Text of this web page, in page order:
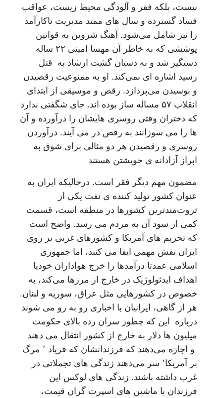
نیست، بلکه فقر و آلودگی محیط زیست، عواقب
فساد گسترده و سال های ممتد مدیریت ناکارآمد
را نیز شامل می‌شود. آهنگ شروین به قوانین
پوششی که به خاطر آن مهسا امینی ۲۲ ساله
دستگیر شد و به دستان گشت ارشاد به قتل
رسید اشاره ای نمی‌کند. او به ممنوعیت رقصیدن
و بوسیدن می‌پردازد. رقص و موسیقی از ابتدای
انقلاب ۵۷ مساله ساز بوده اند. جای شگفتی ندارد
که دختران وقتی روسری هایشان را درآورده و آن
ها را می سوزانند به رقص در می آیند. درآوردن
روسری و رقصیدن هر دو مثالی برای شوق به
ابراز آزادانه ی خویشتن هستند
مضمون مهم دیگر فقر است. درحالیکه ایران به
عنوان کشور تولید کننده ی نفت یکی از
ثروت‌مندترین کشورها در منطقه است، قسمت
کمی از سود آن به مردم می رسد. واضح است
که تحریم های آمریکا و کشورهای غربی بر روی
ایران نقش مهمی ایفا می ‌کنند، اما جمهوری
اسلامی عمدتا درآمدها را خرج هواداران خودیا
اهداف ایدئولوژيک در خارج از مرزها می‌کند، به
خصوص در کشورهایی مثل عراق،‌ سوریه و لبنان.
هر از گاهی، ایرانیان با اخباری رو به رو می شوند
درباره این که چطور سران رده بالای حکومت
میلیون ها دلار به خارج از کشور انتقال می دهند
و اجازه می‌دهند که فرزندانشان که فریاد ٬ مرگ
بر آمریکا٬ سر می‌دهند زندگی های تجملاتی در
غرب داشته باشند. زندگی های لوکس این
فرزندان با ماشین های اسپرت گران قیمت،